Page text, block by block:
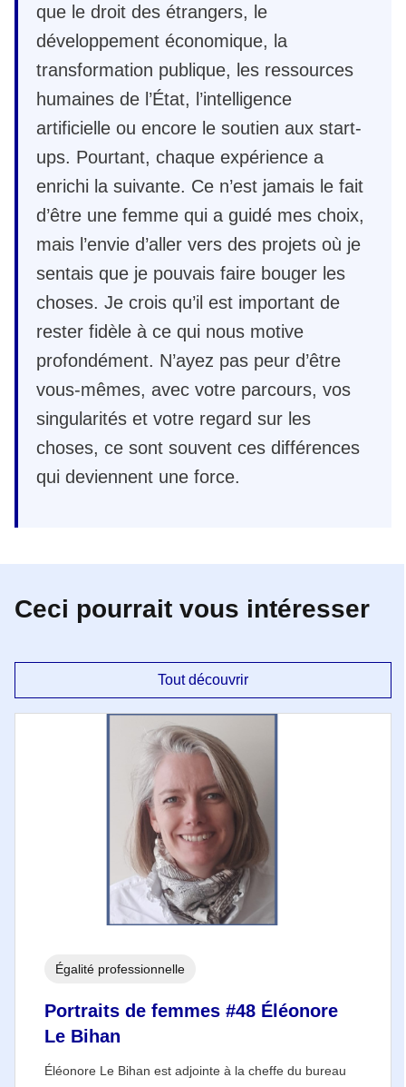
que le droit des étrangers, le
développement économique, la
transformation publique, les ressources
humaines de l’État, l’intelligence
artificielle ou encore le soutien aux start-
ups. Pourtant, chaque expérience a
enrichi la suivante. Ce n’est jamais le fait
d’être une femme qui a guidé mes choix,
mais l’envie d’aller vers des projets où je
sentais que je pouvais faire bouger les
choses. Je crois qu’il est important de
rester fidèle à ce qui nous motive
profondément. N’ayez pas peur d’être
vous-mêmes, avec votre parcours, vos
singularités et votre regard sur les
choses, ce sont souvent ces différences
qui deviennent une force.
Ceci pourrait vous intéresser
Tout découvrir
Portraits de femmes #48 Éléonore
Le Bihan
Éléonore Le Bihan est adjointe à la cheffe du bureau
Égalité professionnelle